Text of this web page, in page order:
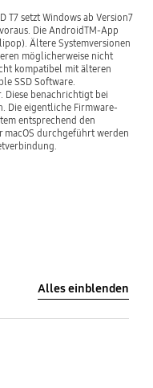
T7 setzt Windows ab Version7
Die AndroidTM-App
Ältere Systemversionen
möglicherweise nicht
kompatibel mit älteren
SSD Software.
benachrichtigt bei
Die eigentliche Firmware-
entsprechend den
macOS durchgeführt werden
Alles einblenden